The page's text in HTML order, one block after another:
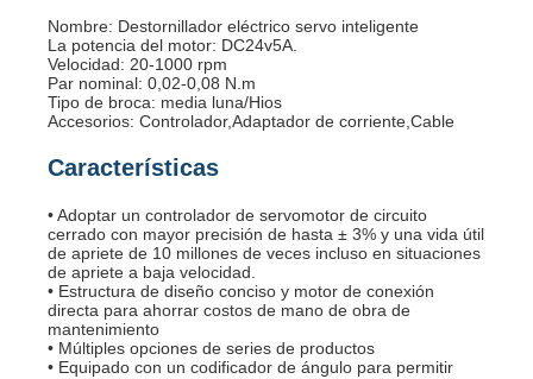
Nombre: Destornillador eléctrico servo inteligente
La potencia del motor: DC24v5A.
Velocidad: 20-1000 rpm
Par nominal: 0,02-0,08 N.m
Tipo de broca: media luna/Hios
Accesorios: Controlador,Adaptador de corriente,Cable
Características
• Adoptar un controlador de servomotor de circuito
cerrado con mayor precisión de hasta ± 3% y una vida útil
de apriete de 10 millones de veces incluso en situaciones
de apriete a baja velocidad.
• Estructura de diseño conciso y motor de conexión
directa para ahorrar costos de mano de obra de
mantenimiento
• Múltiples opciones de series de productos
• Equipado con un codificador de ángulo para permitir